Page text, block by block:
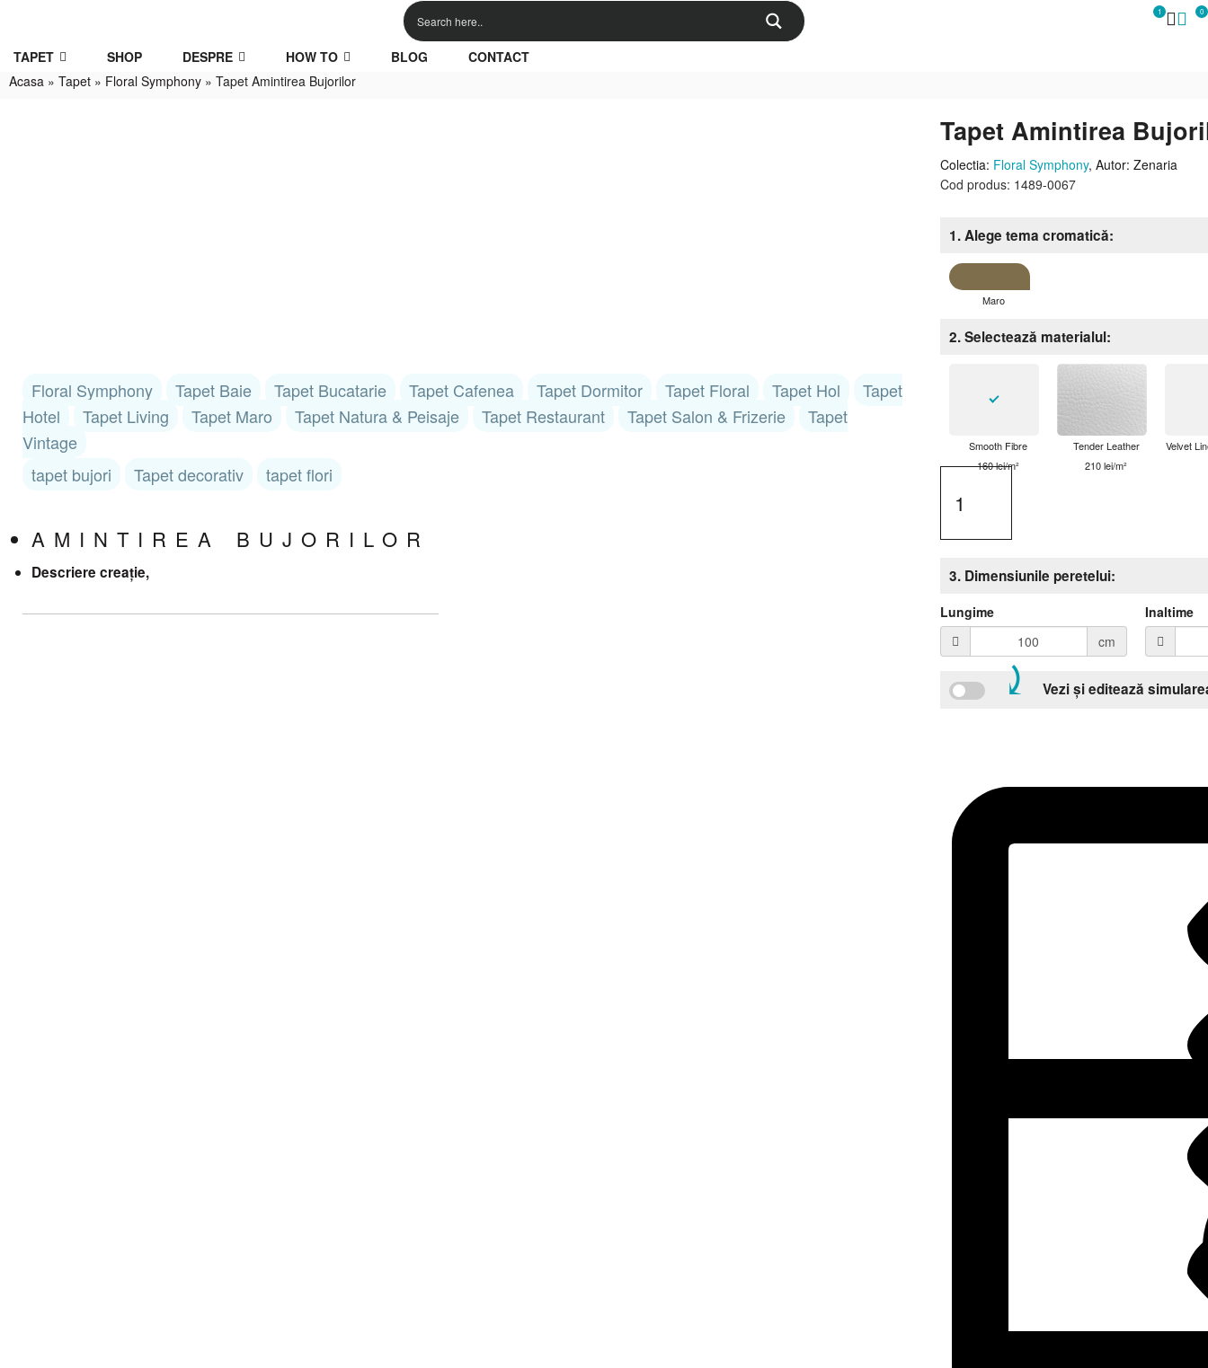
1 0
TAPET SHOP DESPRE HOW TO BLOG
CONTACT
Acasa » Tapet » Floral Symphony » Tapet Amintirea Bujorilor
Floral Symphony Tapet Baie Tapet Bucatarie Tapet Cafenea Tapet Dormitor Tapet Floral Tapet Hol
Tapet
Hotel
Tapet Living Tapet Maro Tapet Natura & Peisaje Tapet Restaurant Tapet Salon & Frizerie
Tapet
Vintage
tapet bujori
Tapet decorativ tapet flori
AMINTIREA BUJORILOR
Descriere creație,
Tapet Amintirea
Colectia: Floral Symphony, Autor: Zenaria
Cod produs: 1489-0067
1. Alege tema cromatică
Maro
2. Selectează materialul
Smooth Fibre
160 lei/m²
Tender Leather
210 lei/m²
Velvet
⤸ Vezi și editează
3. Dimensiunile peretelui:
Lungime
cm
Inaltime